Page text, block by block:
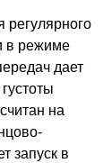
регулярного
в режиме
дает
на
запуск в